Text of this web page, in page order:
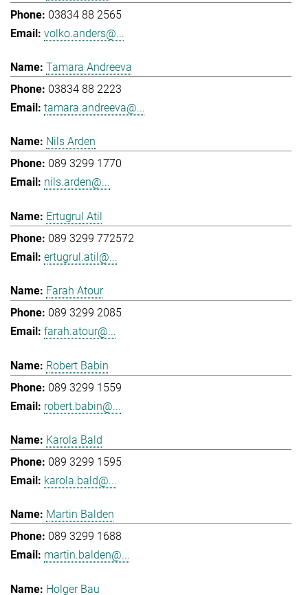
03834 88 2565
volko.anders@...
Tamara Andreeva
03834 88 2223
tamara.andreeva@...
Nils Arden
089 3299 1770
nils.arden@...
Ertugrul Atil
089 3299 772572
ertugrul.atil@...
Farah Atour
089 3299 2085
farah.atour@...
Robert Babin
089 3299 1559
robert.babin@...
Karola Bald
089 3299 1595
karola.bald@...
Martin Balden
089 3299 1688
martin.balden@...
Holger Bau